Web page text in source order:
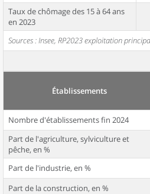
Taux de chômage des 15 à 64 ans
en 2023
Sources : Insee, RP2023 exploitation
Établissements
Nombre d'établissements fin 2024
Part de l'agriculture, sylviculture et
pêche, en %
Part de l'industrie, en %
Part de la construction, en %